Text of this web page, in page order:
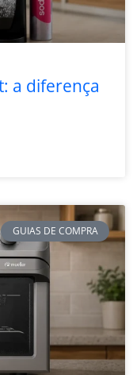
a diferença
GUIAS DE COMPRA